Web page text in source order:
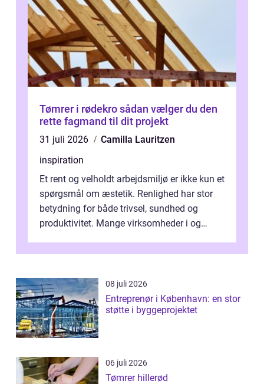
Tømrer i rødekro sådan vælger du den
rette fagmand til dit projekt
31 juli 2026
Camilla Lauritzen
inspiration
Et rent og velholdt arbejdsmiljø er ikke kun et
spørgsmål om æstetik. Renlighed har stor
betydning for både trivsel, sundhed og
produktivitet. Mange virksomheder i og
08 juli 2026
Entreprenør i København: en stor
støtte i byggeprojektet
06 juli 2026
Tømrer hillerød